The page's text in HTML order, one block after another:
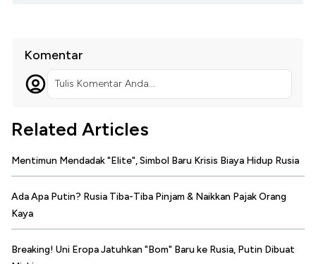
Komentar
Tulis Komentar Anda...
Related Articles
Mentimun Mendadak "Elite", Simbol Baru Krisis Biaya Hidup Rusia
Ada Apa Putin? Rusia Tiba-Tiba Pinjam & Naikkan Pajak Orang
Kaya
Breaking! Uni Eropa Jatuhkan "Bom" Baru ke Rusia, Putin Dibuat